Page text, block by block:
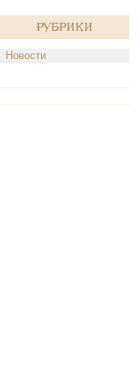
Рубрики
Новости